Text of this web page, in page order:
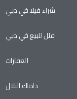
شراء فيلا في دبي
فلل للبيع في دبي
العقارات
داماك التلال